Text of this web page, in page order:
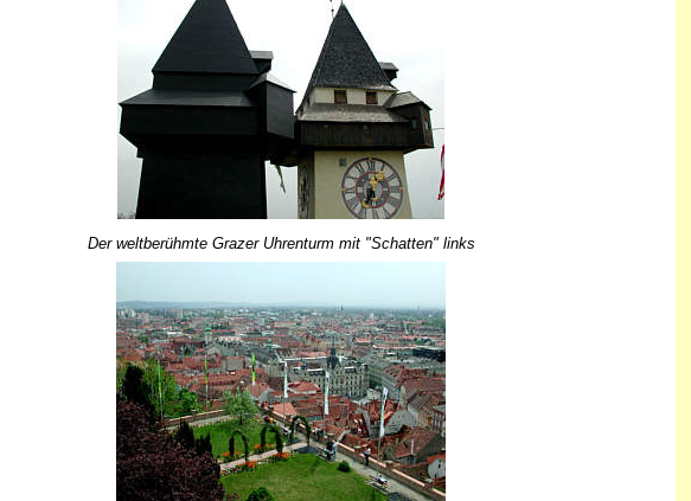
Der weltberühmte Grazer Uhrenturm mit "Schatten" links